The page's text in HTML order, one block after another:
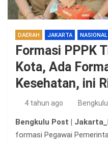
DAERAH JAKARTA NASIONAL
Formasi PPPK
Kota, Ada
Kesehatan, ini
4 tahun ago
Bengkulu Post | Jakarta_
formasi Pegawai